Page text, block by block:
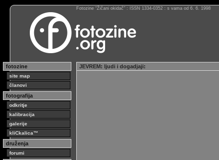
Fotozine “Žičani okidač” : ISSN 1334-0352 : s vama od 6. 6. 1998
fotozine
site map
članovi
fotografija
odkritje
kalibracija
galerije
kliCkalica™
druženja
forumi
JEVREM: ljudi i dogadjaji: